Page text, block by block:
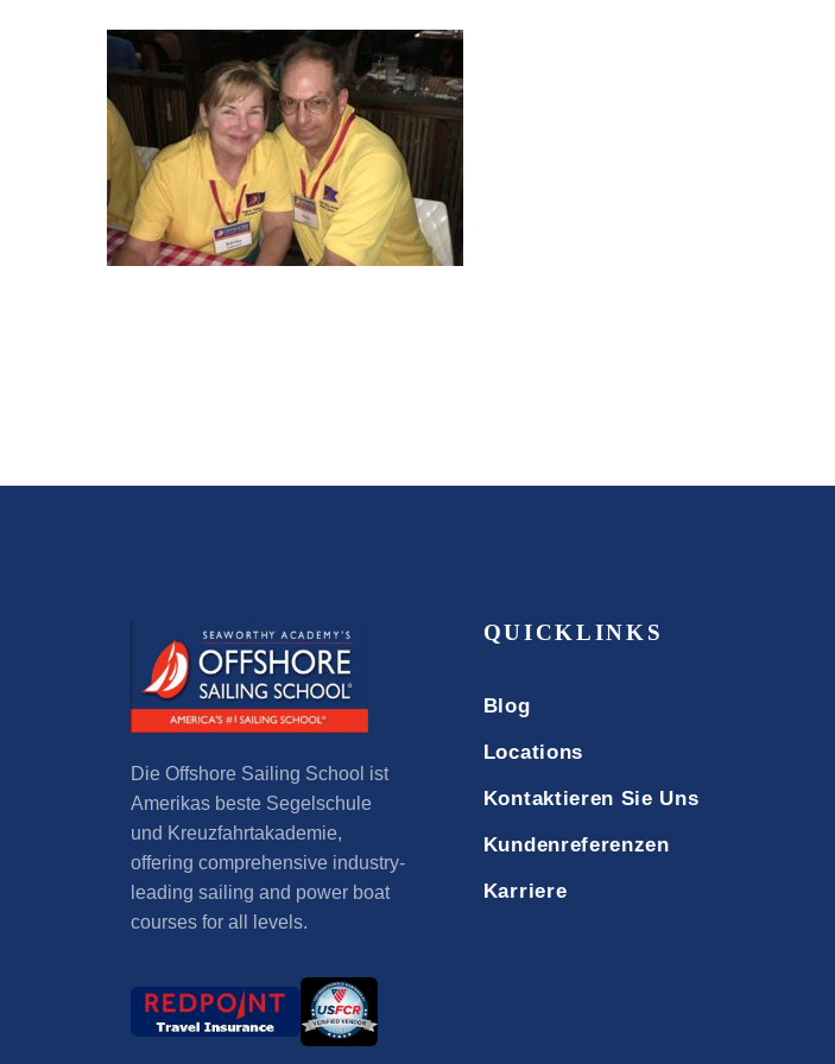
Die Offshore Sailing School ist
Amerikas beste Segelschule
und Kreuzfahrtakademie,
offering comprehensive industry-
leading sailing and power boat
courses for all levels.
QUICKLINKS
Blog
Locations
Kontaktieren Sie Uns
Kundenreferenzen
Karriere